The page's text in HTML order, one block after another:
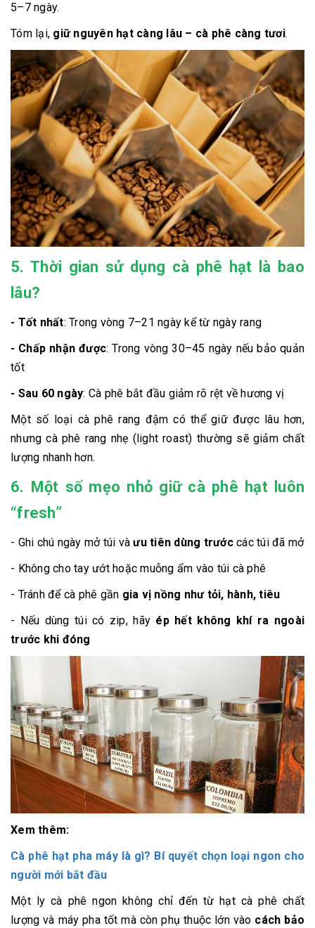
5–7 ngày.
Tóm lại, giữ nguyên hạt càng lâu – cà phê càng tươi.
5. Thời gian sử dụng cà phê hạt là bao
lâu?
- Tốt nhất: Trong vòng 7–21 ngày kể từ ngày rang
- Chấp nhận được: Trong vòng 30–45 ngày nếu bảo quản
tốt
- Sau 60 ngày: Cà phê bắt đầu giảm rõ rệt về hương vị
Một số loại cà phê rang đậm có thể giữ được lâu hơn,
nhưng cà phê rang nhẹ (light roast) thường sẽ giảm chất
lượng nhanh hơn.
6. Một số mẹo nhỏ giữ cà phê hạt luôn
“fresh”
- Ghi chú ngày mở túi vàưu tiên dùng trướccác túi đã mở
- Không cho tay ướt hoặc muỗng ẩm vào túi cà phê
- Tránh để cà phê gần gia vị nồng như tỏi, hành, tiêu
- Nếu dùng túi có zip, hãy ép hết không khí ra ngoài
trước khi đóng
Xem thêm:
Cà phê hạt pha máy là gì? Bí quyết chọn loại ngon cho
người mới bắt đầu
Một ly cà phê ngon không chỉ đến từ hạt cà phê chất
lượng và máy pha tốt mà còn phụ thuộc lớn vào cách bảo